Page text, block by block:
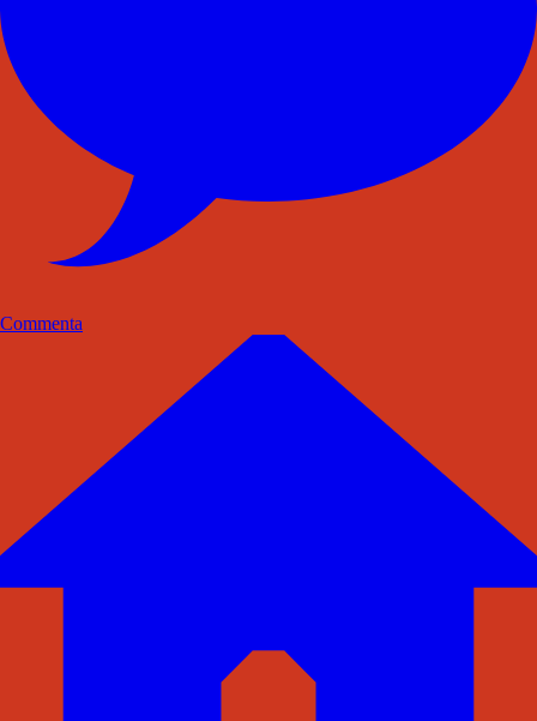
Commenta